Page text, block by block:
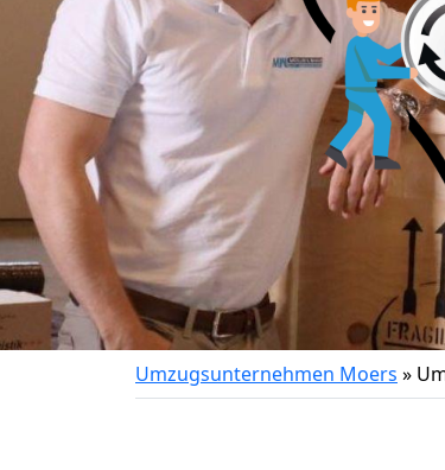
Umzugsunternehmen Moers »